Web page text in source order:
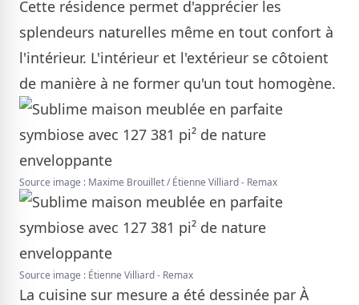
Cette résidence permet d'apprécier les
splendeurs naturelles même en tout confort à
l'intérieur. L'intérieur et l'extérieur se côtoient
de manière à ne former qu'un tout homogène.
Source image : Maxime Brouillet / Étienne Villiard - Remax
Source image : Étienne Villiard - Remax
La cuisine sur mesure a été dessinée par À